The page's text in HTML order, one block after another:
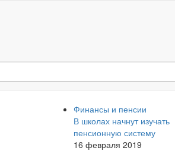
Финансы и пенсии
В школах начнут изучать
пенсионную систему
16 февраля 2019